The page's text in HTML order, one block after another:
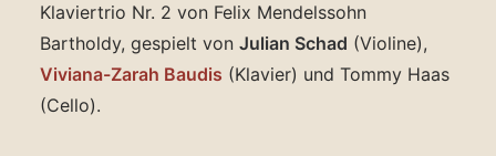
Klaviertrio Nr. 2 von Felix Mendelssohn
Bartholdy, gespielt von Julian Schad (Violine),
Viviana-Zarah Baudis (Klavier) und Tommy Haas
(Cello).